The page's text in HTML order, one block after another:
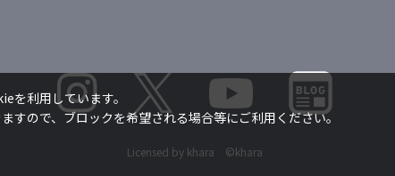
Licensed by khara ©khara
を利用しています。
ので、ブロックを希望される場合等にご利用ください。